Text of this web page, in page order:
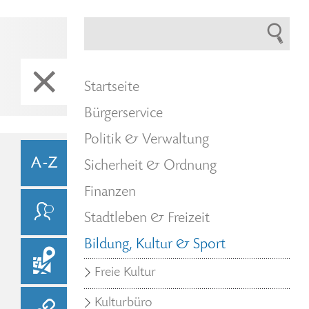
Startseite
Bürgerservice
Politik & Verwaltung
Sicherheit & Ordnung
Finanzen
Stadtleben & Freizeit
Bildung, Kultur & Sport
Freie Kultur
Kulturbüro